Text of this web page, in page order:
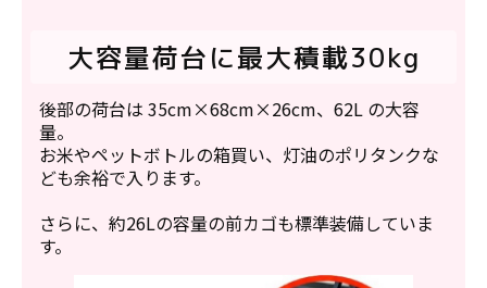
大容量荷台に最大積載30kg
後部の荷台は 35cm×68cm×26cm、62L の大容
量。
お米やペットボトルの箱買い、灯油のポリタンクな
ども余裕で入ります。
さらに、約26Lの容量の前カゴも標準装備していま
す。